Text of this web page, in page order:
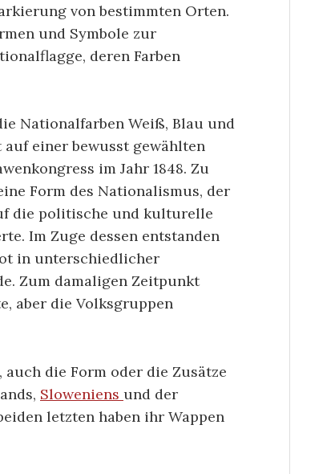
von bestimmten Orten.
und Symbole zur
deren Farben
Nationalfarben Weiß, Blau und
einer bewusst gewählten
im Jahr 1848. Zu
Form des Nationalismus, der
die politische und kulturelle
Im Zuge dessen entstanden
in unterschiedlicher
Zum damaligen Zeitpunkt
aber die Volksgruppen
die Form oder die Zusätze
Sloweniens und der
letzten haben ihr Wappen